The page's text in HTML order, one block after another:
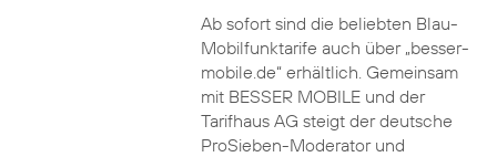
Ab sofort sind die beliebten Blau-
Mobilfunktarife auch über „besser-
mobile.de“ erhältlich. Gemeinsam
mit BESSER MOBILE und der
Tarifhaus AG steigt der deutsche
ProSieben-Moderator und